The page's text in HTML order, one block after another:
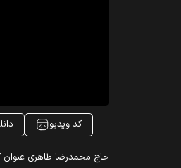
کد ویدیو
حاج محمدرضا طاهری عنوان